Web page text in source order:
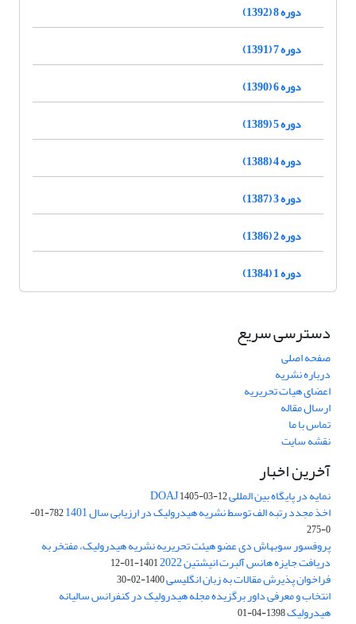
دوره 8 (1392)
دوره 7 (1391)
دوره 6 (1390)
دوره 5 (1389)
دوره 4 (1388)
دوره 3 (1387)
دوره 2 (1386)
دوره 1 (1384)
دسترسی سریع
صفحه اصلی
درباره نشریه
اعضای هیات تحریریه
ارسال مقاله
تماس با ما
نقشه سایت
آخرین اخبار
نمایه در پایگاه بین المللی DOAJ1405-03-12
اخذ مجدد رتبه الف توسط نشریه هیدرولیک در ارزیابی سال 1401
782-01-
0-275
پروفسور سوبهاش دی عضو هیئت تحریریه نشریه هیدرولیک، مفتخر به
دریافت جایزه هانس آلبرت انیشتین 2022 1401-01-12
فراخوان پذیرش مقالات به زبان انگلیسی1400-02-30
انتخاب و معرفی داور برگزیده مجله هیدرولیک در کنفرانس سالیانه
هیدرولیک1398-04-01